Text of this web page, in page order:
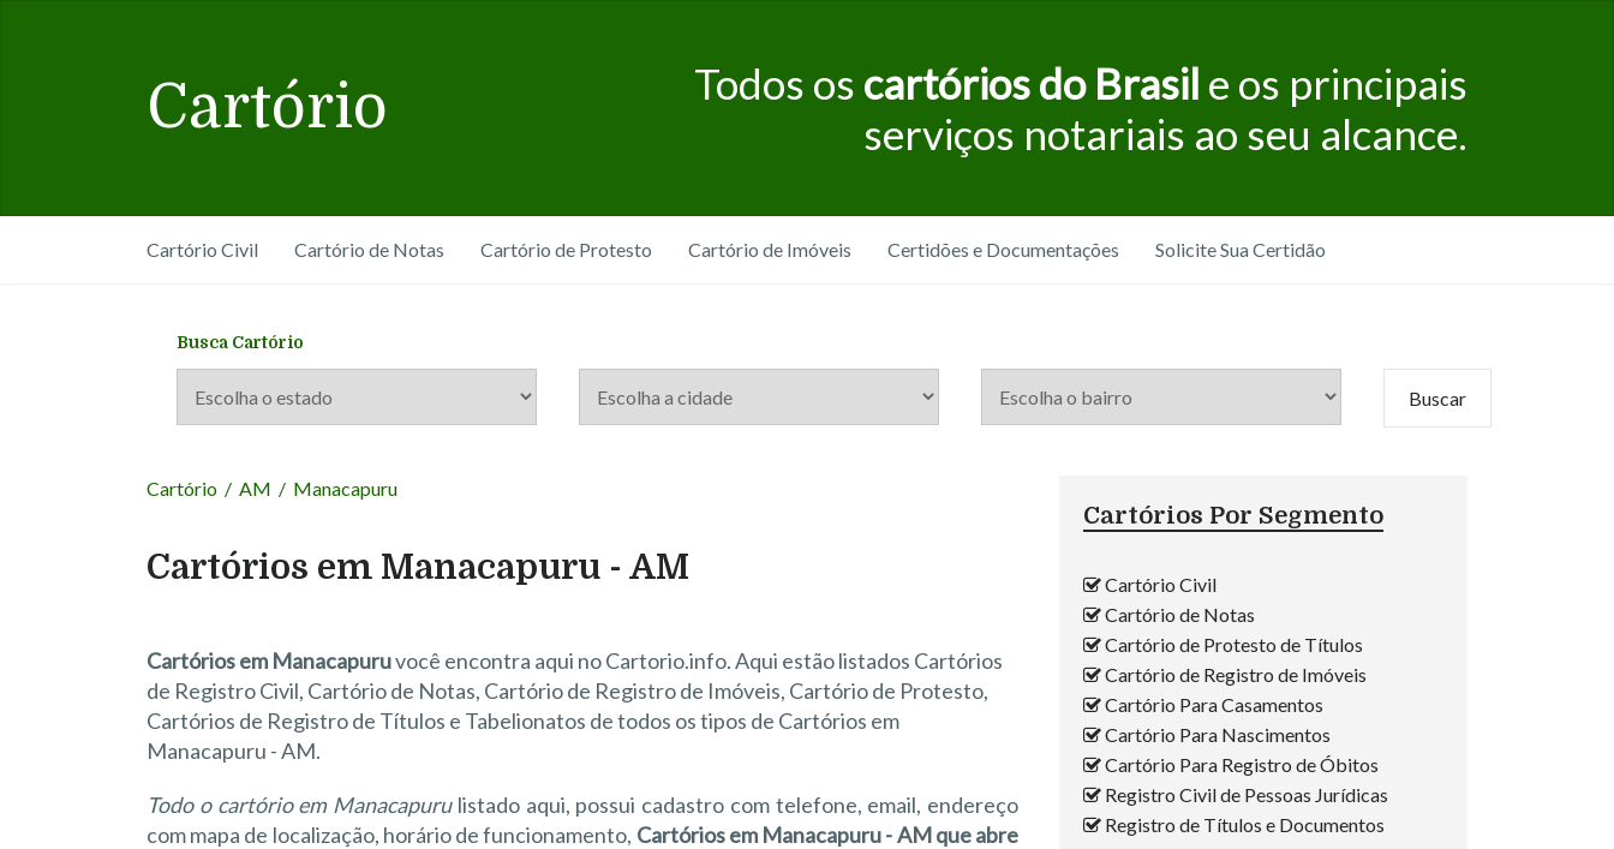
Cartório Todos os cartórios do Brasil e os principais
serviços notariais ao seu alcance.
Cartório Civil Cartório de Notas Cartório de Protesto Cartório de Imóveis Certidões e Documentações Solicite Sua Certidão
Busca Cartório
Cartório / AM / Manacapuru
Cartórios em Manacapuru - AM
Cartórios em Manacapuruvocê encontra aqui no Cartorio.info. Aqui estão listados Cartórios
de Registro Civil, Cartório de Notas, Cartório de Registro de Imóveis, Cartório de Protesto,
Cartórios de Registro de Títulos e Tabelionatos de todos os tipos de Cartórios em
Manacapuru - AM.
Todo o cartório em Manacapurulistado aqui, possui cadastro com telefone, email, endereço
com mapa de localização, horário de funcionamento, Cartórios em Manacapuru - AM que abre
Cartórios Por Segmento
Cartório Civil
Cartório de Notas
Cartório de Protesto de Títulos
Cartório de Registro de Imóveis
Cartório Para Casamentos
Cartório Para Nascimentos
Cartório Para Registro de Óbitos
Registro Civil de Pessoas Jurídicas
Registro de Títulos e Documentos